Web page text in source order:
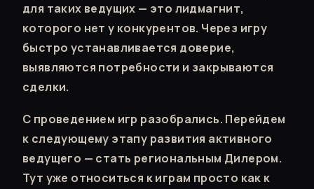
для таких ведущих — это лидмагнит,
которого нет у конкурентов. Через игру
быстро устанавливается доверие,
выявляются потребности и закрываются
сделки.
С проведением игр разобрались. Перейдем
к следующему этапу развития активного
ведущего — стать региональным Дилером.
Тут уже относиться к играм просто как к